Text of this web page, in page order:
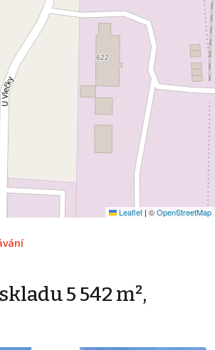
Leaflet | ©OpenStreetMap
5 542 m²,